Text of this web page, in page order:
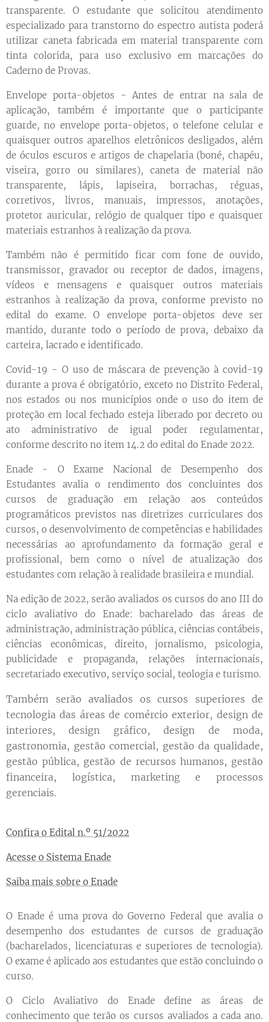
transparente. O estudante que solicitou atendimento
especializado para transtorno do espectro autista poderá
utilizar caneta fabricada em material transparente com
tinta colorida, para uso exclusivo em marcações do
Caderno de Provas.
Envelope porta-objetos - Antes de entrar na sala de
aplicação, também é importante que o participante
guarde, no envelope porta-objetos, o telefone celular e
quaisquer outros aparelhos eletrônicos desligados, além
de óculos escuros e artigos de chapelaria (boné, chapéu,
viseira, gorro ou similares), caneta de material não
transparente, lápis, lapiseira, borrachas, réguas,
corretivos, livros, manuais, impressos, anotações,
protetor auricular, relógio de qualquer tipo e quaisquer
materiais estranhos à realização da prova.
Também não é permitido ficar com fone de ouvido,
transmissor, gravador ou receptor de dados, imagens,
vídeos e mensagens e quaisquer outros materiais
estranhos à realização da prova, conforme previsto no
edital do exame. O envelope porta-objetos deve ser
mantido, durante todo o período de prova, debaixo da
carteira, lacrado e identificado.
Covid-19 - O uso de máscara de prevenção à covid-19
durante a prova é obrigatório, exceto no Distrito Federal,
nos estados ou nos municípios onde o uso do item de
proteção em local fechado esteja liberado por decreto ou
ato administrativo de igual poder regulamentar,
conforme descrito no item 14.2 do edital do Enade 2022.
Enade - O Exame Nacional de Desempenho dos
Estudantes avalia o rendimento dos concluintes dos
cursos de graduação em relação aos conteúdos
programáticos previstos nas diretrizes curriculares dos
cursos, o desenvolvimento de competências e habilidades
necessárias ao aprofundamento da formação geral e
profissional, bem como o nível de atualização dos
estudantes com relação à realidade brasileira e mundial.
Na edição de 2022, serão avaliados os cursos do ano III do
ciclo avaliativo do Enade: bacharelado das áreas de
administração, administração pública, ciências contábeis,
ciências econômicas, direito, jornalismo, psicologia,
publicidade e propaganda, relações internacionais,
secretariado executivo, serviço social, teologia e turismo.
Também serão avaliados os cursos superiores de
tecnologia das áreas de comércio exterior, design de
interiores, design gráfico, design de moda,
gastronomia, gestão comercial, gestão da qualidade,
gestão pública, gestão de recursos humanos, gestão
financeira, logística, marketing e processos
gerenciais.
Confira o Edital n.º 51/2022
Acesse o Sistema Enade
Saiba mais sobre o Enade
O Enade é uma prova do Governo Federal que avalia o
desempenho dos estudantes de cursos de graduação
(bacharelados, licenciaturas e superiores de tecnologia).
O exame é aplicado aos estudantes que estão concluindo o
curso.
O Ciclo Avaliativo do Enade define as áreas de
conhecimento que terão os cursos avaliados a cada ano.